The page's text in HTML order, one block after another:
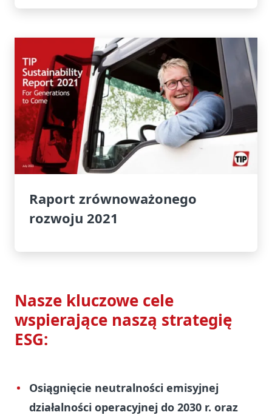
Raport zrównoważonego
rozwoju 2021
Nasze kluczowe cele
wspierające naszą strategię
ESG:
Osiągnięcie neutralności emisyjnej
działalności operacyjnej do 2030 r. oraz